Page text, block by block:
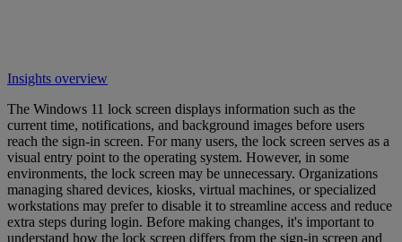
Insights overview
The Windows 11 lock screen displays information such as the
current time, notifications, and background images before users
reach the sign-in screen. For many users, the lock screen serves as a
visual entry point to the operating system. However, in some
environments, the lock screen may be unnecessary. Organizations
managing shared devices, kiosks, virtual machines, or specialized
workstations may prefer to disable it to streamline access and reduce
extra steps during login. Before making changes, it's important to
understand how the lock screen differs from the sign-in screen and